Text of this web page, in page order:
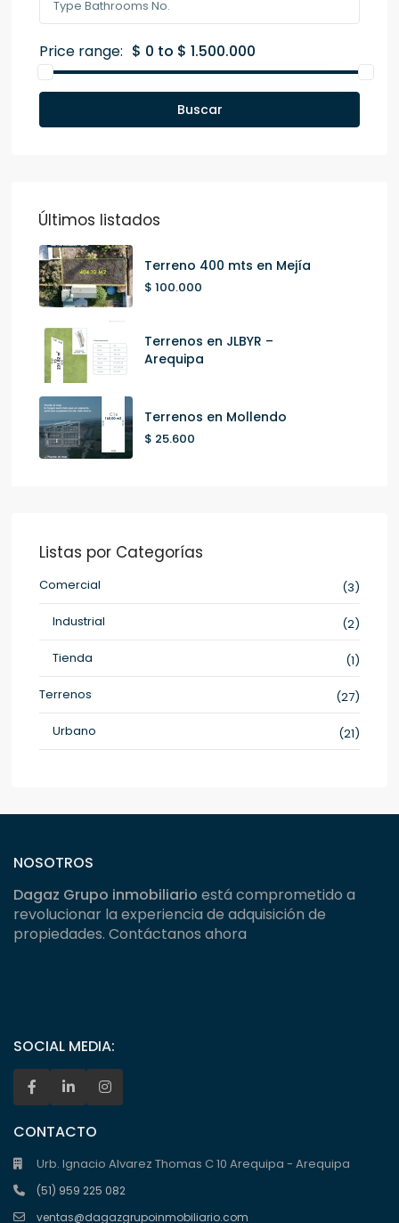
Price range: $ 0 to $ 1.500.000
Buscar
Últimos listados
Terreno 400 mts en Mejía
$ 100.000
Terrenos en JLBYR –
Arequipa
Terrenos en Mollendo
$ 25.600
Listas por Categorías
Comercial
(3)
Industrial
(2)
Tienda
(1)
Terrenos
(27)
Urbano
(21)
NOSOTROS
Dagaz Grupo inmobiliario está comprometido a
revolucionar la experiencia de adquisición de
propiedades. Contáctanos ahora
SOCIAL MEDIA:
CONTACTO
Urb. Ignacio Alvarez Thomas C 10 Arequipa - Arequipa
(51) 959 225 082
ventas@dagazgrupoinmobiliario.com